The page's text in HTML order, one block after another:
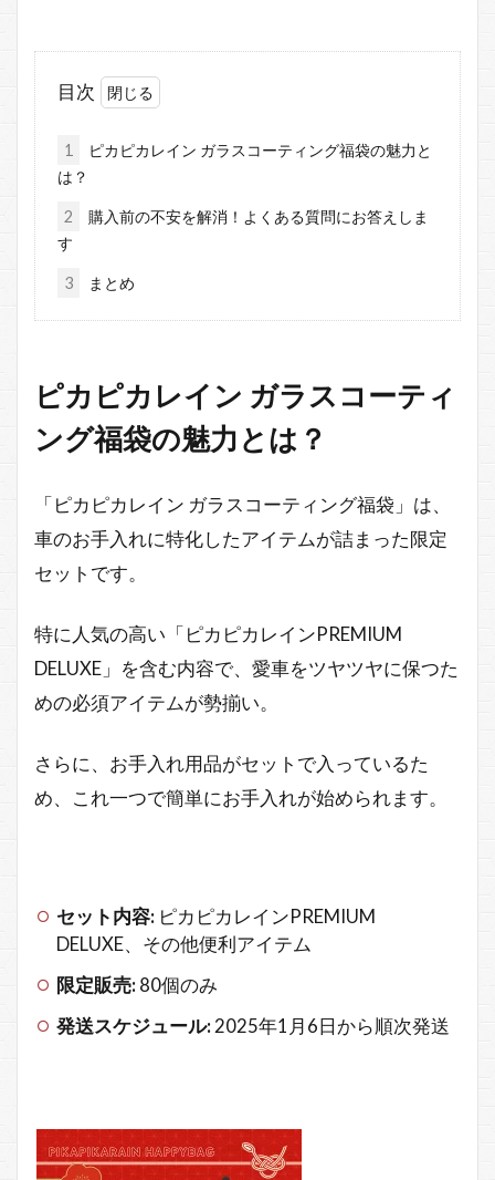
目次
1
ピカピカレイン ガラスコーティング福袋の魅力と
は？
2
購入前の不安を解消！よくある質問にお答えしま
す
3 まとめ
ピカピカレイン ガラスコーティ
ング福袋の魅力とは？
「ピカピカレイン ガラスコーティング福袋」は、
車のお手入れに特化したアイテムが詰まった限定
セットです。
特に人気の高い「ピカピカレインPREMIUM
DELUXE」を含む内容で、愛車をツヤツヤに保つた
めの必須アイテムが勢揃い。
さらに、お手入れ用品がセットで入っているた
め、これ一つで簡単にお手入れが始められます。
セット内容: ピカピカレインPREMIUM
DELUXE、その他便利アイテム
限定販売:80個のみ
発送スケジュール:2025年1月6日から順次発送